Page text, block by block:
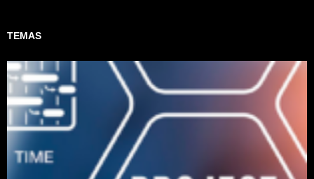
TEMAS